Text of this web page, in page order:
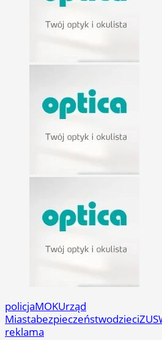
policjaMOKUrząd
MiastabezpieczeństwodzieciZUS
reklama